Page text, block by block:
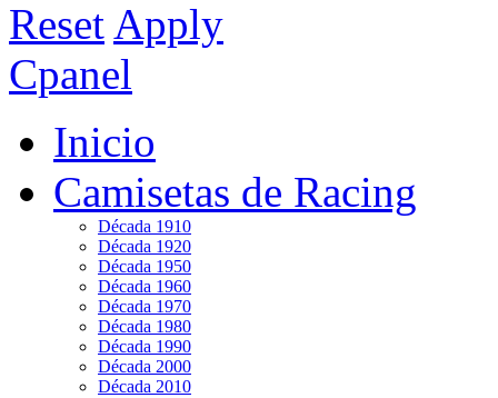
Reset Apply
Cpanel
Inicio
Camisetas de Racing
Década 1910
Década 1920
Década 1950
Década 1960
Década 1970
Década 1980
Década 1990
Década 2000
Década 2010